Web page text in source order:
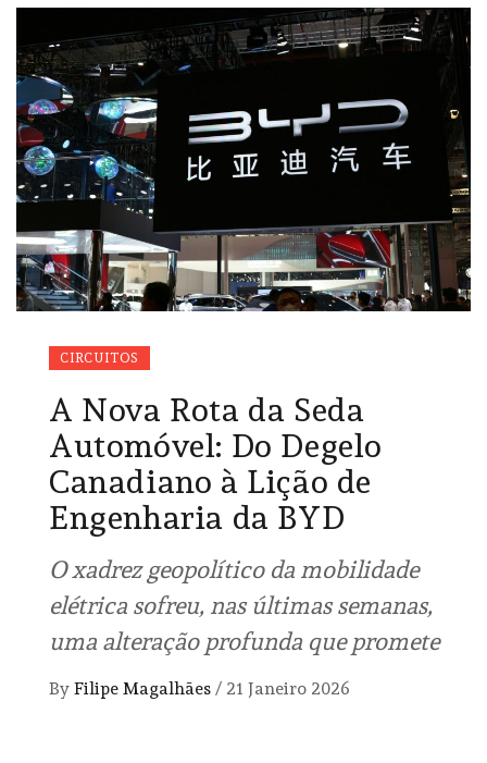
CIRCUITOS
A Nova Rota da Seda
Automóvel: Do Degelo
Canadiano à Lição de
Engenharia da BYD
O xadrez geopolítico da mobilidade
elétrica sofreu, nas últimas semanas,
uma alteração profunda que promete
By Filipe Magalhães / 21 Janeiro 2026